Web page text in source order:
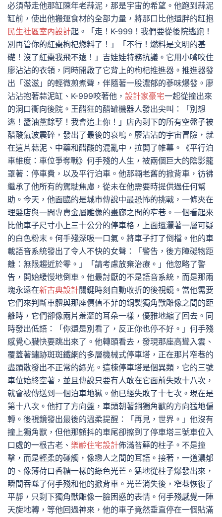
必須帶走他那缸陳年老蒜泥，那是宇宙的希望。他跑到蒜泥
缸前，使出他搬運食材的全部力量，將那口比他還胖的缸抱
民生社區室內設計起。「走！K-999！我們要從後院逃跑！
別再管你的紅棗枸杞燃料了！」「不行！燃料是文明的基
礎！沒了紅棗我飛不遠！」吉娃娃特務抗議。它用小嘴咬住
廖沾沾的衣領，同時開啟了它背上的枸杞推進器。推進器發
出「滋滋」的輕微煎煮聲，伴隨著一股濃郁的蔘味爆發。廖
沾沾抱著蒜泥缸、K-999咬著他， 設計家豪宅一起從撞出來
的洞口衝向後院。王醋狂的醋罐機器人發出尖叫：「別想
逃！醬油黨餘孽！我會追上你！」店內剩下的所有空盤子被
醋酸氣波震碎，發出了最後的哀鳴。廖沾沾的宇宙冒險，就
在這片蒜泥、中藥和醋酸的混亂中，拉開了帷幕。《平行泊
車維度：車位爭奪戰》何手殘的人生，被兩個巨大的陰影籠
罩著：停車費，以及平行泊車。他那輛老舊的掀背車，彷彿
繼承了他所有的駕駛焦慮，從未在他需要時提供過任何幫
助。今天，他面臨的是城市傳說中最恐怖的挑戰，一條夾在
理髮店與一間專賣金屬雕像的畫廊之間的窄巷。一個看起來
比他車子尺寸小上三十公分的停車格，上面還灑著一層可疑
的白色粉末。何手殘深吸一口氣。將車子打了倒檔。他的車
載語音系統發出了令人不快的女聲：「警告，後方障礙物距
離：無限趨近於零。」「請考慮放棄治療。」他忽略了警
告，開始緩慢地倒車。他最討厭的不是語音系統，而是那兩
塊永遠在新古典設計關鍵時刻自動收折的後視鏡。當他需要
它們來判斷車體與那座價值不菲的銅製獨角獸雕像之間的距
離時，它們卻像兩片羞澀的耳朵一樣，優雅地縮了回去。同
時發出低語：「你還是別看了，反正你也停不好。」何手殘
感覺心臟快要跳出來了。他轉頭看去，發現那座高聳入雲、
覆蓋著鏽跡斑斑鐵網的多層機械式停車塔，正在那片窄巷的
盡頭散發出不正常的綠光。這棟停車塔是個異類，它的三號
車位始終空著，並且傳說只要有人敢在它面前失敗十八次，
就會被傳送到一個泊車地獄。他已經失敗了十七次。現在是
第十八次。他打了方向盤，車頭朝著銅獨角獸的方向猛地偏
轉。後視鏡發出最後的溫柔提醒：「再見，世界。」他沒有
撞上獨角獸，但他那顫抖的車尾卻擦到了停車塔三號車位入
口處的一根古老、 樂齡住宅設計佈滿苔蘚的柱子。不是撞
擊，而是輕柔的碰觸，像戀人之間的耳語。接著，一道濃郁
的、像薄荷口香糖一樣的綠色光芒。猛地從柱子爆發出來，
瞬間吞噬了何手殘和他的掀背車。光芒消失後，窄巷恢復了
平靜，只剩下獨角獸雕像一臉困惑的表情。何手殘感覺一陣
天旋地轉，等他回過神來，他的車子竟然垂直停在一個貼滿